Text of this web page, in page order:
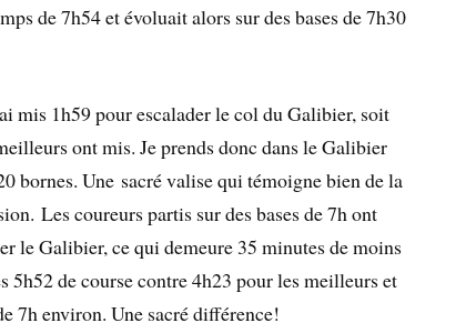
de 7h54 et évoluait alors sur des bases de 7h30
mis 1h59 pour escalader le col du Galibier, soit
ont mis. Je prends donc dans le Galibier
bornes. Une sacré valise qui témoigne bien de la
Les coureurs partis sur des bases de 7h ont
le Galibier, ce qui demeure 35 minutes de moins
5h52 de course contre 4h23 pour les meilleurs et
7h environ. Une sacré différence!